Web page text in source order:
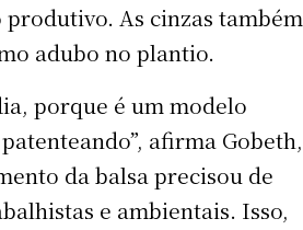
produtivo. As cinzas também
adubo no plantio.
porque é um modelo
afirma Gobeth,
da balsa precisou de
e ambientais. Isso,